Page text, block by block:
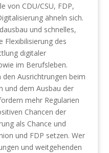
von CDU/CSU, FDP,
ähneln sich.
und schnelles,
Flexibilisierung des
digitaler
im Berufsleben.
den Ausrichtrungen beim
und dem Ausbau der
mehr Regularien
Chancen der
als Chance und
und FDP setzen. Wer
und weitgehenden